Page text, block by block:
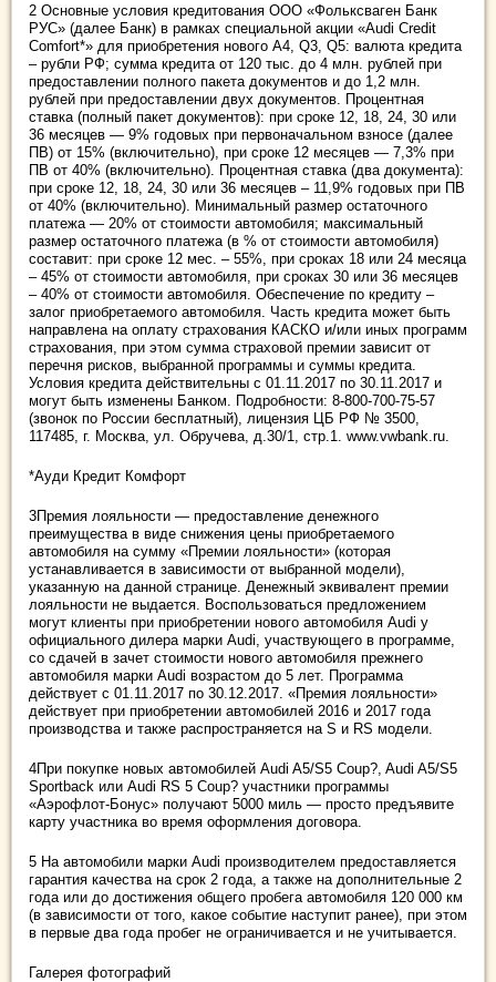
2 Основные условия кредитования ООО «Фольксваген Банк
РУС» (далее Банк) в рамках специальной акции «Audi Credit
Сomfort*» для приобретения нового A4, Q3, Q5: валюта кредита
– рубли РФ; сумма кредита от 120 тыс. до 4 млн. рублей при
предоставлении полного пакета документов и до 1,2 млн.
рублей при предоставлении двух документов. Процентная
ставка (полный пакет документов): при сроке 12, 18, 24, 30 или
36 месяцев — 9% годовых при первоначальном взносе (далее
ПВ) от 15% (включительно), при сроке 12 месяцев — 7,3% при
ПВ от 40% (включительно). Процентная ставка (два документа):
при сроке 12, 18, 24, 30 или 36 месяцев – 11,9% годовых при ПВ
от 40% (включительно). Минимальный размер остаточного
платежа — 20% от стоимости автомобиля; максимальный
размер остаточного платежа (в % от стоимости автомобиля)
составит: при сроке 12 мес. – 55%, при сроках 18 или 24 месяца
– 45% от стоимости автомобиля, при сроках 30 или 36 месяцев
– 40% от стоимости автомобиля. Обеспечение по кредиту –
залог приобретаемого автомобиля. Часть кредита может быть
направлена на оплату страхования КАСКО и/или иных программ
страхования, при этом сумма страховой премии зависит от
перечня рисков, выбранной программы и суммы кредита.
Условия кредита действительны с 01.11.2017 по 30.11.2017 и
могут быть изменены Банком. Подробности: 8-800-700-75-57
(звонок по России бесплатный), лицензия ЦБ РФ № 3500,
117485, г. Москва, ул. Обручева, д.30/1, стр.1. www.vwbank.ru.
*Ауди Кредит Комфорт
3Премия лояльности — предоставление денежного
преимущества в виде снижения цены приобретаемого
автомобиля на сумму «Премии лояльности» (которая
устанавливается в зависимости от выбранной модели),
указанную на данной странице. Денежный эквивалент премии
лояльности не выдается. Воспользоваться предложением
могут клиенты при приобретении нового автомобиля Audi у
официального дилера марки Audi, участвующего в программе,
со сдачей в зачет стоимости нового автомобиля прежнего
автомобиля марки Audi возрастом до 5 лет. Программа
действует с 01.11.2017 по 30.12.2017. «Премия лояльности»
действует при приобретении автомобилей 2016 и 2017 года
производства и также распространяется на S и RS модели.
4При покупке новых автомобилей Audi A5/S5 Coup?, Audi A5/S5
Sportback или Audi RS 5 Coup? участники программы
«Аэрофлот-Бонус» получают 5000 миль — просто предъявите
карту участника во время оформления договора.
5 На автомобили марки Audi производителем предоставляется
гарантия качества на срок 2 года, а также на дополнительные 2
года или до достижения общего пробега автомобиля 120 000 км
(в зависимости от того, какое событие наступит ранее), при этом
в первые два года пробег не ограничивается и не учитывается.
Галерея фотографий